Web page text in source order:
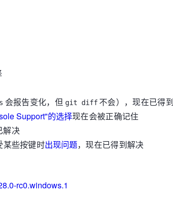
会报告变化，但 git diff 不会），现在已得
Support"的选择现在会被正确记住
解决
某些按键时出现问题，现在已得到解决
rc0.windows.1